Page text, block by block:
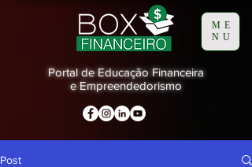
ME
NU
Portal de Educação Financeira
e Empreendedorismo
Post